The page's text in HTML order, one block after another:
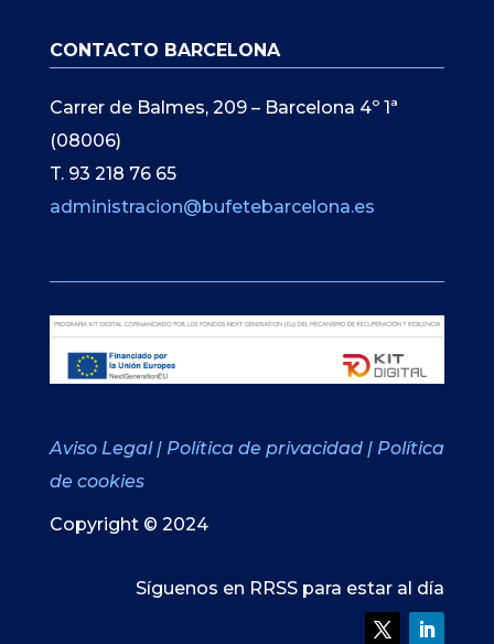
CONTACTO BARCELONA
Carrer de Balmes, 209 – Barcelona 4º 1ª
(08006)
T. 93 218 76 65
administracion@bufetebarcelona.es
Aviso Legal | Política de privacidad | Política
de cookies
Copyright © 2024
Síguenos en RRSS para estar al día